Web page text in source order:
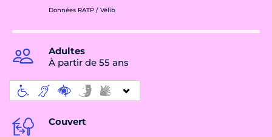
Données RATP / Vélib
Adultes
À partir de 55 ans
Couvert